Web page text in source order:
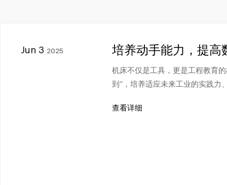
Jun 3 2025 培养动手能力，提高
机床不仅是工具，更是工程教育
到”，培养适应未来工业的实践力
查看详细